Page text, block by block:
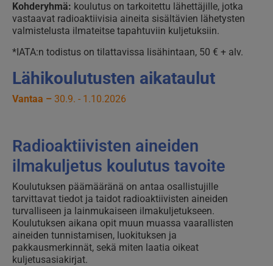
Kohderyhmä: koulutus on tarkoitettu lähettäjille, jotka
vastaavat radioaktiivisia aineita sisältävien lähetysten
valmistelusta ilmateitse tapahtuviin kuljetuksiin.
*IATA:n todistus on tilattavissa lisähintaan, 50 € + alv.
Lähikoulutusten aikataulut
Vantaa – 30.9. - 1.10.2026
Radioaktiivisten aineiden
ilmakuljetus koulutus tavoite
Koulutuksen päämääränä on antaa osallistujille
tarvittavat tiedot ja taidot radioaktiivisten aineiden
turvalliseen ja lainmukaiseen ilmakuljetukseen.
Koulutuksen aikana opit muun muassa vaarallisten
aineiden tunnistamisen, luokituksen ja
pakkausmerkinnät, sekä miten laatia oikeat
kuljetusasiakirjat.